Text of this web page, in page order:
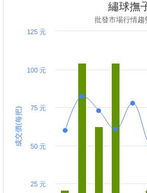
成交價(每把)
繡球撫
批發市場行情趨
25 元
50 元
75 元
100 元
125 元